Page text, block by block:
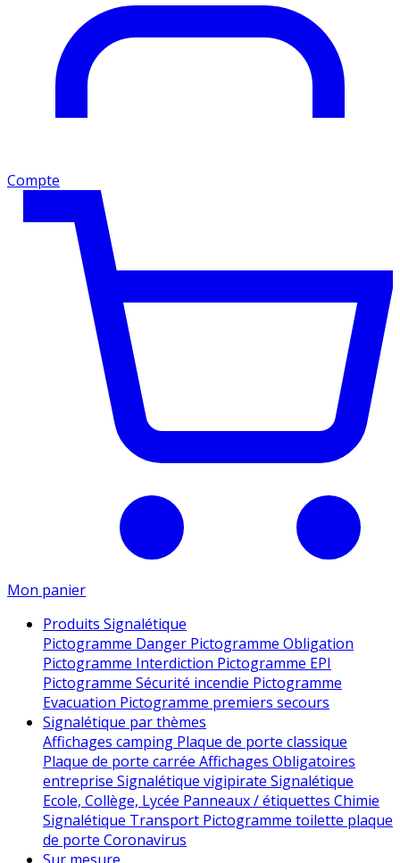
Compte
Mon panier
Produits Signalétique
Pictogramme Danger Pictogramme Obligation
Pictogramme Interdiction Pictogramme EPI
Pictogramme Sécurité incendie Pictogramme
Evacuation Pictogramme premiers secours
Signalétique par thèmes
Affichages camping Plaque de porte classique
Plaque de porte carrée Affichages Obligatoires
entreprise Signalétique vigipirate Signalétique
Ecole, Collège, Lycée Panneaux / étiquettes Chimie
Signalétique Transport Pictogramme toilette plaque
de porte Coronavirus